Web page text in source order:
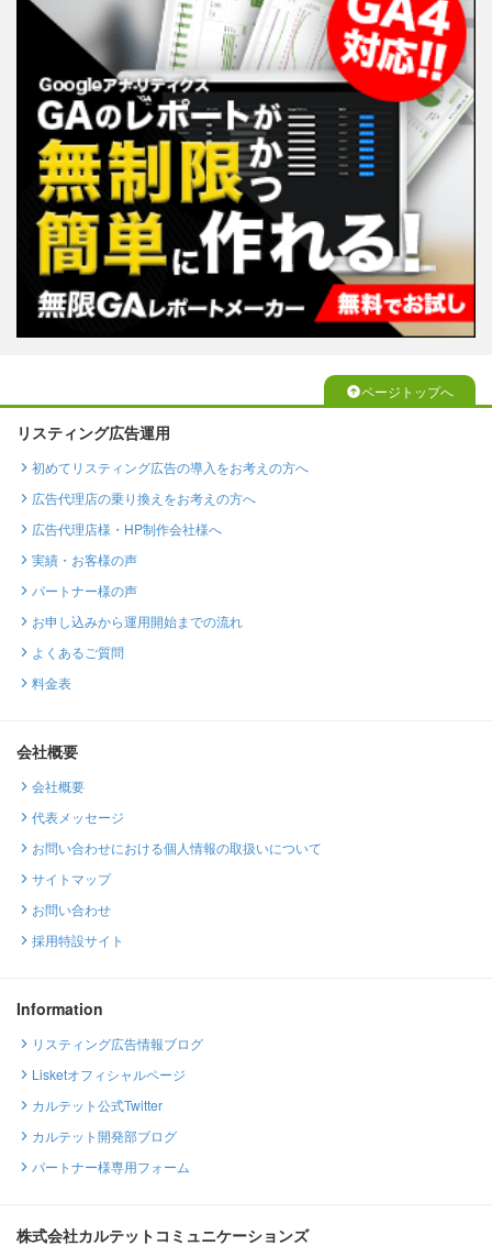
ページトップへ
リスティング広告運用
初めてリスティング広告の導入をお考えの方へ
広告代理店の乗り換えをお考えの方へ
広告代理店様・HP制作会社様へ
実績・お客様の声
パートナー様の声
お申し込みから運用開始までの流れ
よくあるご質問
料金表
会社概要
会社概要
代表メッセージ
お問い合わせにおける個人情報の取扱いについて
サイトマップ
お問い合わせ
採用特設サイト
Information
リスティング広告情報ブログ
Lisketオフィシャルページ
カルテット公式Twitter
カルテット開発部ブログ
パートナー様専用フォーム
株式会社カルテットコミュニケーションズ